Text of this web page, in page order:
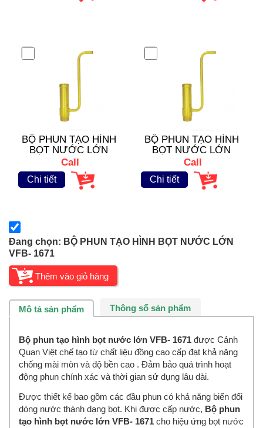
BỘ PHUN TẠO HÌNH
BỌT NƯỚC LỚN
VFB- 1673
Call
Chi tiết
BỘ PHUN TẠO HÌNH
BỌT NƯỚC LỚN
VFB- 1672
Call
Chi tiết
Đang chọn: BỘ PHUN TẠO HÌNH BỌT NƯỚC LỚN
VFB- 1671
Mô tả sản phẩm Thông số sản phẩm
Bộ phun tạo hình bọt nước lớn VFB- 1671 được Cảnh
Quan Việt chế tạo từ chất liệu đồng cao cấp đạt khả năng
chống mài mòn và độ bền cao . Đảm bảo quá trình hoạt
động phun chính xác và thời gian sử dụng lâu dài.
Được thiết kế bao gồm các đầu phun có khả năng biến đổi
dòng nước thành dạng bọt. Khi được cấp nước, Bộ phun
tạo hình bọt nước lớn VFB- 1671 cho hiệu ứng bọt nước